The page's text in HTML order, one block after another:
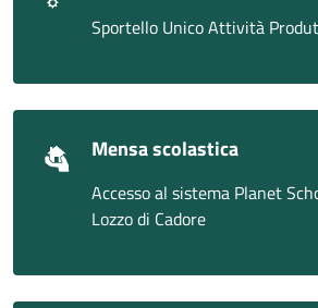
Sportello Unico Attività
Mensa scolastica
Accesso al sistema Planet
Lozzo di Cadore